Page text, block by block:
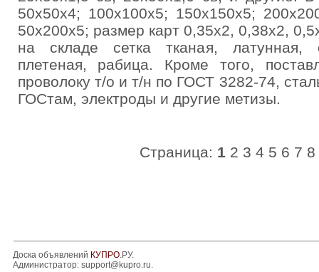
50х50х4; 100х100х5; 150х150х5;
50х200х5; размер карт 0,35х2, 0,38х2,
на складе сетка тканая, латунная,
плетеная, рабица. Кроме того,
проволоку т/о и т/н по ГОСТ 3282-74,
ГОСтам, электроды и другие метизы.
Страница: 1 2 3 4 5 6 7 8
Доска объявлений КУПРО.РУ.
Администратор: support@kupro.ru.